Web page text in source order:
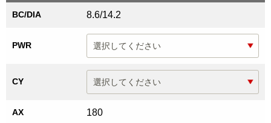
BC/DIA 8.6/14.2
PWR
CY
AX 180